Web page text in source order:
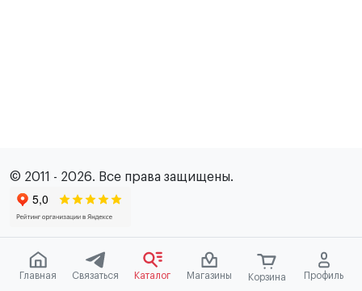
Главная Связаться Каталог Магазины Корзина Профиль
© 2011 - 2026. Все права защищены.